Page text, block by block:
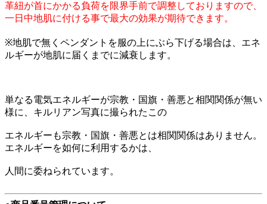
革紐が首にかかる負荷を限界手前で調整しておりますので、
一日中地肌に付ける事で最大の効果が期待できます。
※地肌で無くペンダントを服の上にぶら下げる場合は、エネ
ルギーが地肌に届くまでに減衰します。
単なる電気エネルギーが宗教・国旗・善悪と相関関係が無い
様に、キルリアン写真に撮られたこの
エネルギーも宗教・国旗・善悪とは相関関係はありません。
エネルギーを如何に利用するかは、
人間に委ねられています。